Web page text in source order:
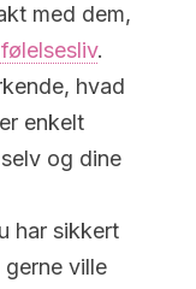
med dem,
.
hvad
enkelt
og dine
har sikkert
ville